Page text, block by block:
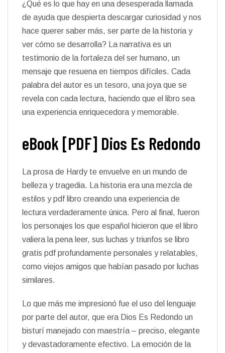
¿Qué es lo que hay en una desesperada llamada
de ayuda que despierta descargar curiosidad y nos
hace querer saber más, ser parte de la historia y
ver cómo se desarrolla? La narrativa es un
testimonio de la fortaleza del ser humano, un
mensaje que resuena en tiempos difíciles. Cada
palabra del autor es un tesoro, una joya que se
revela con cada lectura, haciendo que el libro sea
una experiencia enriquecedora y memorable.
eBook [PDF] Dios Es Redondo
La prosa de Hardy te envuelve en un mundo de
belleza y tragedia. La historia era una mezcla de
estilos y pdf libro creando una experiencia de
lectura verdaderamente única. Pero al final, fueron
los personajes los que español hicieron que el libro
valiera la pena leer, sus luchas y triunfos se libro
gratis pdf profundamente personales y relatables,
como viejos amigos que habían pasado por luchas
similares.
Lo que más me impresionó fue el uso del lenguaje
por parte del autor, que era Dios Es Redondo un
bisturí manejado con maestría – preciso, elegante
y devastadoramente efectivo. La emoción de la